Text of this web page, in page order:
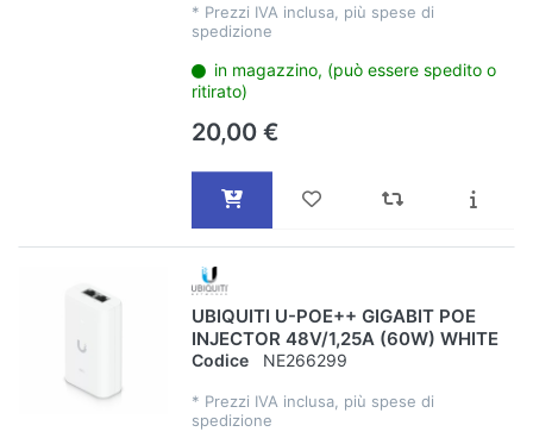
* Prezzi IVA inclusa, più spese di
spedizione
in magazzino, (può essere spedito o
ritirato)
20,00 €
UBIQUITI U-POE++ GIGABIT POE
INJECTOR 48V/1,25A (60W) WHITE
Codice NE266299
* Prezzi IVA inclusa, più spese di
spedizione